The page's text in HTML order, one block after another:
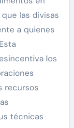
las divisas
a quienes
los
recursos
técnicas